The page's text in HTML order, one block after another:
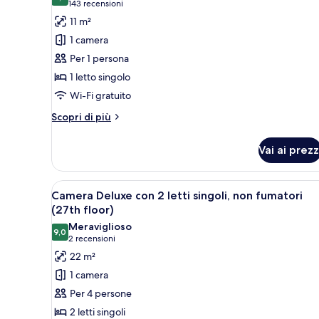
foto
per
Camera
singola,
non
fumatori
143 recensioni
(143
recensioni)
11 m²
1 camera
Per 1 persona
1 letto singolo
Wi-Fi gratuito
Scopri di più
Altri
singola,
non
fumatori
Vai ai
Apri
tutte
le
foto
per
Camera
Deluxe
con
Camera d'albergo con due
12
Camera Deluxe con 2 letti singoli, non fumatori
(27th floor)
9,09,0 su 10
Meraviglioso
2 recensioni
(2
recensioni)
22 m²
1 camera
Per 4 persone
2 letti singoli